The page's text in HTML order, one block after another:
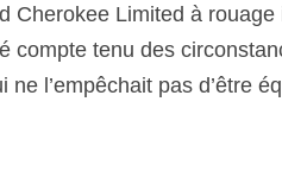
Cherokee Limited à rouage
compte tenu des
l’empêchait pas d’être